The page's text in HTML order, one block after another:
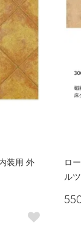
装用 外
ロ
ル